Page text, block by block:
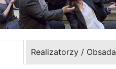
Realizatorzy / Obsada